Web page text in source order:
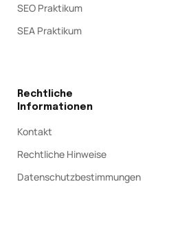
SEO Praktikum
SEA Praktikum
Rechtliche
Informationen
Kontakt
Rechtliche Hinweise
Datenschutzbestimmungen